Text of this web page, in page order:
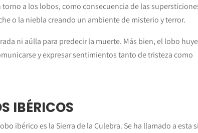
a los lobos, como consecuencia de las
o la niebla creando un ambiente de misterio y terror.
ni aúlla para predecir la muerte. Más bien, el lobo
y expresar sentimientos tanto de tristeza como
IBÉRICOS
ibérico es la Sierra de la Culebra. Se ha llamado a esta